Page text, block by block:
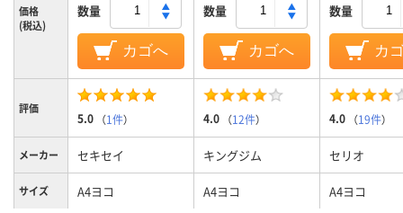
価格
(税込)
数量
カゴへ
数量
カゴへ
数量
カ
評価
5.0 （1件） 4.0 （12件） 4.0 （19件）
メーカー セキセイ キングジム セリオ
サイズ A4ヨコ A4ヨコ A4ヨコ